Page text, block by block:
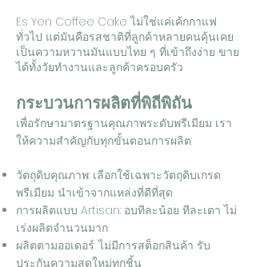
Es Yen Coffee Cake ไม่ใช่แค่เค้กกาแฟ
ทั่วไป แต่มันคือรสชาติที่ลูกค้าหลายคนคุ้นเคย
เป็นความหวานมันแบบไทย ๆ ที่เข้าถึงง่าย ขาย
ได้ทั้งวัยทำงานและลูกค้าครอบครัว
กระบวนการผลิตที่พิถีพิถัน
เพื่อรักษามาตรฐานคุณภาพระดับพรีเมียม เรา
ให้ความสำคัญกับทุกขั้นตอนการผลิต:
วัตถุดิบคุณภาพ: เลือกใช้เฉพาะวัตถุดิบเกรด
พรีเมียม นำเข้าจากแหล่งที่ดีที่สุด
การผลิตแบบ Artisan: อบทีละน้อย ทีละเตา ไม่
เร่งผลิตจำนวนมาก
ผลิตตามออเดอร์: ไม่มีการสต็อกสินค้า รับ
ประกันความสดใหม่ทุกชิ้น